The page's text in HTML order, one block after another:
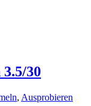
30
, Ausprobieren